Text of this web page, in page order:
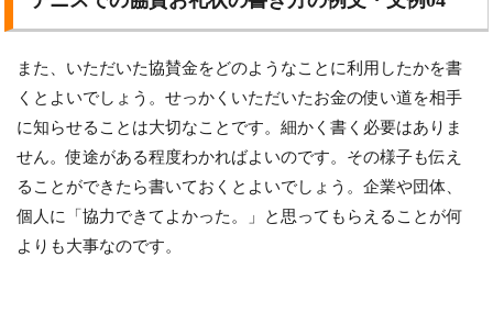
また、いただいた協賛金をどのようなことに利用したかを書
くとよいでしょう。せっかくいただいたお金の使い道を相手
に知らせることは大切なことです。細かく書く必要はありま
せん。使途がある程度わかればよいのです。その様子も伝え
ることができたら書いておくとよいでしょう。企業や団体、
個人に「協力できてよかった。」と思ってもらえることが何
よりも大事なのです。